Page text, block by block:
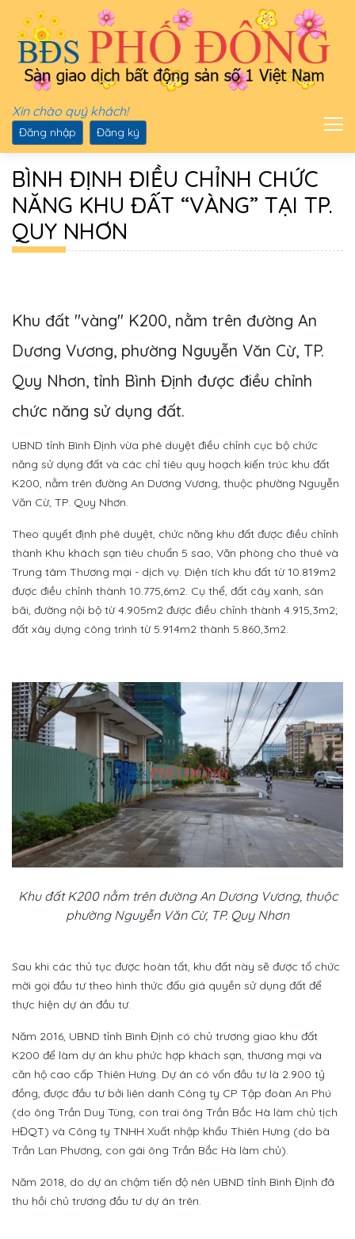
Xin chào quý khách!
Đăng nhập Đăng ký
BÌNH ĐỊNH ĐIỀU CHỈNH CHỨC
NĂNG KHU ĐẤT “VÀNG” TẠI TP.
QUY NHƠN
Khu đất "vàng" K200, nằm trên đường An
Dương Vương, phường Nguyễn Văn Cừ, TP.
Quy Nhơn, tỉnh Bình Định được điều chỉnh
chức năng sử dụng đất.
UBND tỉnh Bình Định vừa phê duyệt điều chỉnh cục bộ chức
năng sử dụng đất và các chỉ tiêu quy hoạch kiến trúc khu đất
K200, nằm trên đường An Dương Vương, thuộc phường Nguyễn
Văn Cừ, TP. Quy Nhơn.
Theo quyết định phê duyệt, chức năng khu đất được điều chỉnh
thành Khu khách sạn tiêu chuẩn 5 sao, Văn phòng cho thuê và
Trung tâm Thương mại - dịch vụ. Diện tích khu đất từ 10.819m2
được điều chỉnh thành 10.775,6m2. Cụ thể, đất cây xanh, sân
bãi, đường nội bộ từ 4.905m2 được điều chỉnh thành 4.915,3m2;
đất xây dựng công trình từ 5.914m2 thành 5.860,3m2.
Khu đất K200 nằm trên đường An Dương Vương, thuộc
phường Nguyễn Văn Cừ, TP. Quy Nhơn
Sau khi các thủ tục được hoàn tất, khu đất này sẽ được tổ chức
mời gọi đầu tư theo hình thức đấu giá quyền sử dụng đất để
thực hiện dự án đầu tư.
Năm 2016, UBND tỉnh Bình Định có chủ trương giao khu đất
K200 để làm dự án khu phức hợp khách sạn, thương mại và
căn hộ cao cấp Thiên Hưng. Dự án có vốn đầu tư là 2.900 tỷ
đồng, được đầu tư bởi liên danh Công ty CP Tập đoàn An Phú
(do ông Trần Duy Tùng, con trai ông Trần Bắc Hà làm chủ tịch
HĐQT) và Công ty TNHH Xuất nhập khẩu Thiên Hưng (do bà
Trần Lan Phương, con gái ông Trần Bắc Hà làm chủ).
Năm 2018, do dự án chậm tiến độ nên UBND tỉnh Bình Định đã
thu hồi chủ trương đầu tư dự án trên.